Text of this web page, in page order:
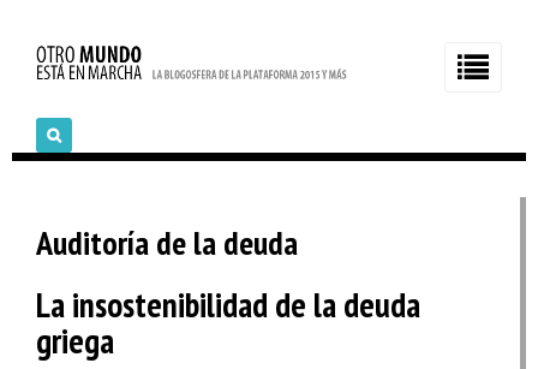
Auditoría de la deuda
La insostenibilidad de la deuda
griega